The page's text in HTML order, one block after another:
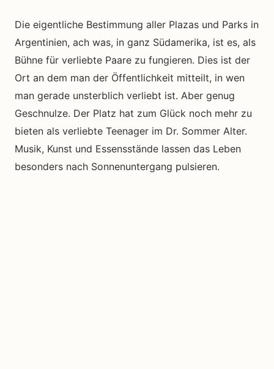
Die eigentliche Bestimmung aller Plazas und Parks in
Argentinien, ach was, in ganz Südamerika, ist es, als
Bühne für verliebte Paare zu fungieren. Dies ist der
Ort an dem man der Öffentlichkeit mitteilt, in wen
man gerade unsterblich verliebt ist. Aber genug
Geschnulze. Der Platz hat zum Glück noch mehr zu
bieten als verliebte Teenager im Dr. Sommer Alter.
Musik, Kunst und Essensstände lassen das Leben
besonders nach Sonnenuntergang pulsieren.